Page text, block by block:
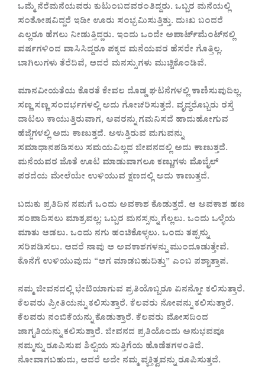
ಒಮ್ಮೆ ನೆರೆಮನೆಯವರು ಕುಟುಂಬದವರಂತಿದ್ದರು. ಒಬ್ಬರ ಮನೆಯಲ್ಲಿ
ಸಂತೋಷವಿದ್ದರೆ ಇಡೀ ಊರು ಸಂಭ್ರಮಿಸುತ್ತಿತ್ತು. ದುಃಖ ಬಂದರೆ
ಎಲ್ಲರೂ ಹೆಗಲು ನೀಡುತ್ತಿದ್ದರು. ಇಂದು ಒಂದೇ ಅಪಾರ್ಟ್‌ಮೆಂಟ್‌ನಲ್ಲಿ
ವರ್ಷಗಳಿಂದ ವಾಸಿಸಿದ್ದರೂ ಪಕ್ಕದ ಮನೆಯವರ ಹೆಸರೇ ಗೊತ್ತಿಲ್ಲ.
ಬಾಗಿಲುಗಳು ತೆರೆದಿವೆ, ಆದರೆ ಮನಸ್ಸುಗಳು ಮುಚ್ಚಿಕೊಂಡಿವೆ.
ಮಾನವೀಯತೆಯ ಕೊರತೆ ಕೇವಲ ದೊಡ್ಡ ಘಟನೆಗಳಲ್ಲಿ ಕಾಣಿಸುವುದಿಲ್ಲ.
ಸಣ್ಣ ಸಣ್ಣ ಸಂದರ್ಭಗಳಲ್ಲಿ ಅದು ಗೋಚರಿಸುತ್ತದೆ. ವೃದ್ಧರೊಬ್ಬರು ರಸ್ತೆ
ದಾಟಲು ಕಾಯುತ್ತಿರುವಾಗ, ಅವರನ್ನು ಗಮನಿಸದೆ ಹಾದುಹೋಗುವ
ಹೆಜ್ಜೆಗಳಲ್ಲಿ ಅದು ಕಾಣುತ್ತದೆ. ಅಳುತ್ತಿರುವ ಮಗುವನ್ನು
ಸಮಾಧಾನಪಡಿಸಲು ಸಮಯವಿಲ್ಲದ ಜೀವನದಲ್ಲಿ ಅದು ಕಾಣುತ್ತದೆ.
ಮನೆಯವರ ಜೊತೆ ಊಟ ಮಾಡುವಾಗಲೂ ಕಣ್ಣುಗಳು ಮೊಬೈಲ್
ಪರದೆಯ ಮೇಲೆಯೇ ಉಳಿಯುವ ಕ್ಷಣದಲ್ಲಿ ಅದು ಕಾಣುತ್ತದೆ.
ಬದುಕು ಪ್ರತಿದಿನ ನಮಗೆ ಒಂದು ಅವಕಾಶ ಕೊಡುತ್ತದೆ. ಆ ಅವಕಾಶ ಹಣ
ಸಂಪಾದಿಸಲು ಮಾತ್ರವಲ್ಲ; ಒಬ್ಬರ ಮನಸ್ಸನ್ನು ಗೆಲ್ಲಲು. ಒಂದು ಒಳ್ಳೆಯ
ಮಾತು ಆಡಲು. ಒಂದು ನಗು ಹಂಚಿಕೊಳ್ಳಲು. ಒಂದು ತಪ್ಪನ್ನು
ಸರಿಪಡಿಸಲು. ಆದರೆ ನಾವು ಆ ಅವಕಾಶಗಳನ್ನು ಮುಂದೂಡುತ್ತೇವೆ.
ಕೊನೆಗೆ ಉಳಿಯುವುದು “ಆಗ ಮಾಡಬಹುದಿತ್ತು” ಎಂಬ ಪಶ್ಚಾತ್ತಾಪ.
ನಮ್ಮ ಜೀವನದಲ್ಲಿ ಭೇಟಿಯಾಗುವ ಪ್ರತಿಯೊಬ್ಬರೂ ಏನನ್ನೋ ಕಲಿಸುತ್ತಾರೆ.
ಕೆಲವರು ಪ್ರೀತಿಯನ್ನು ಕಲಿಸುತ್ತಾರೆ. ಕೆಲವರು ನೋವನ್ನು ಕಲಿಸುತ್ತಾರೆ.
ಕೆಲವರು ನಂಬಿಕೆಯನ್ನು ಕೊಡುತ್ತಾರೆ. ಕೆಲವರು ಮೋಸದಿಂದ
ಜಾಗೃತಿಯನ್ನು ಕಲಿಸುತ್ತಾರೆ. ಜೀವನದ ಪ್ರತಿಯೊಂದು ಅನುಭವವೂ
ನಮ್ಮನ್ನು ರೂಪಿಸುವ ಶಿಲ್ಪಿಯ ಸುತ್ತಿಗೆಯ ಹೊಡೆತಗಳಂತಿದೆ.
ನೋವಾಗಬಹುದು, ಆದರೆ ಅದೇ ನಮ್ಮ ವ್ಯಕ್ತಿತ್ವವನ್ನು ರೂಪಿಸುತ್ತದೆ.